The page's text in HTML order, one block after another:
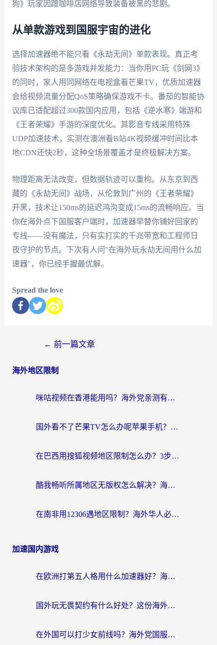
狗》玩家因蹭咖啡店网络导致装备被黑的悲剧。
从单款游戏到国服宇宙的进化
选择加速器绝不能只看《永劫无间》单款表现。真正考
验技术架构的是多游戏并发能力：当你用PC玩《剑网3》
的同时，家人用同网络在电视盒看芒果TV，优质加速器
会给视频流量分配QoS策略确保游戏不卡。番茄的智能协
议库已适配超过300款国内应用，包括《逆水寒》端游和
《王者荣耀》手游的深度优化。其影音专线采用特殊
UDP加速技术，实测在澳洲看B站4K视频缓冲时间比本
地CDN还快2秒，这种全场景覆盖才是终极解决方案。
物理距离无法改变，但数据轨迹可以重构。从东京到西
藏的《永劫无间》战场，从伦敦到广州的《王者荣耀》
开黑，技术让150ms的延迟鸿沟变成15ms的流畅响应。当
你在海外点下国服客户端时，加速器早替你铺好回家的
专线——没有魔法，只有实打实的千兆带宽和工程师日
夜守护的节点。下次有人问"在海外玩永劫无间用什么加
速器"，你已经手握最优解。
Spread the love
← 前一篇文章
海外地区限制
咪咕视频在香港能用吗？海外党亲测有效的回国加速方案来了
国外看不了芒果TV怎么办呢苹果手机？海外党追剧游戏的全能解决方案
在巴西用搜狐视频地区限制怎么办？3步解决海外看国内剧的烦恼
酷我畅听所属地区无版权怎么解决？海外党必看的回国加速全攻略
在南非用12306遇地区限制？海外华人必看的回国加速全攻略（附B站芒果TV解锁技巧）
加速国内游戏
在欧洲打第五人格用什么加速器好？海外党亲测有效的国服游戏加速方案
国外玩无畏契约有什么好处？这份海外国服游戏加速指南帮你解决90%的卡顿问题
在外国可以打少女前线吗？海外党国服游戏畅玩终极指南（附避坑技巧）